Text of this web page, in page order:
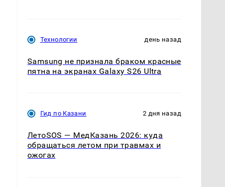
Технологии день назад
Samsung не признала браком красные
пятна на экранах Galaxy S26 Ultra
Гид по Казани 2 дня назад
ЛетоSOS — МедКазань 2026: куда
обращаться летом при травмах и
ожогах